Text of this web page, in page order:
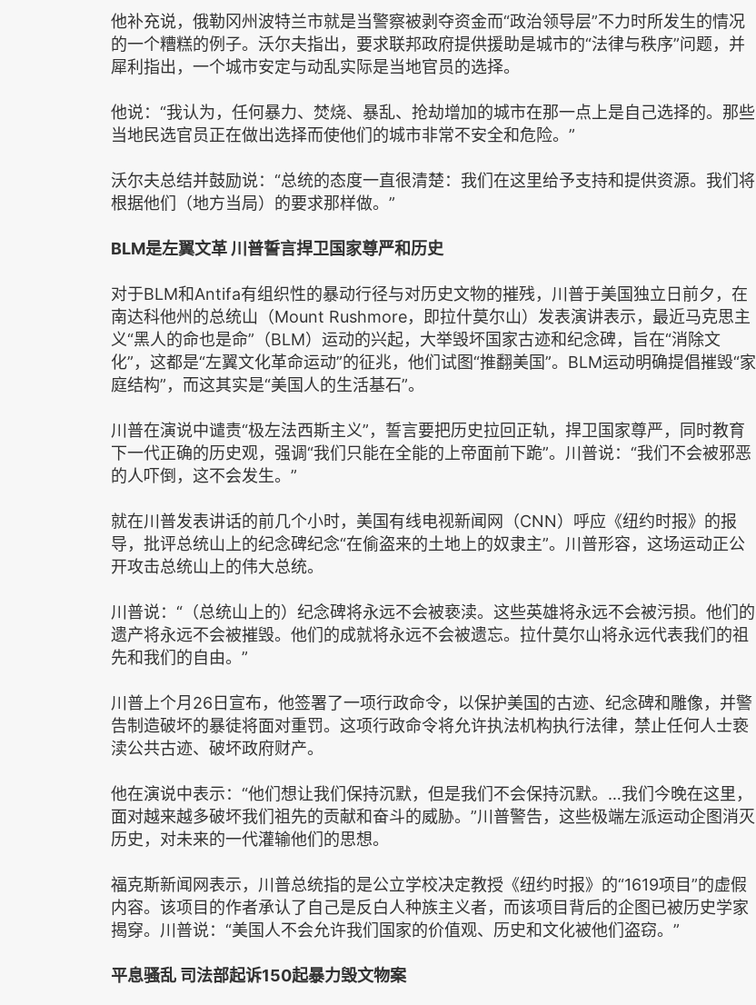
他补充说，俄勒冈州波特兰市就是当警察被剥夺资金而“政治领导层”不力时所发生的情况
的一个糟糕的例子。沃尔夫指出，要求联邦政府提供援助是城市的“法律与秩序”问题，并
犀利指出，一个城市安定与动乱实际是当地官员的选择。
他说：“我认为，任何暴力、焚烧、暴乱、抢劫增加的城市在那一点上是自己选择的。那些
当地民选官员正在做出选择而使他们的城市非常不安全和危险。”
沃尔夫总结并鼓励说：“总统的态度一直很清楚：我们在这里给予支持和提供资源。我们将
根据他们（地方当局）的要求那样做。”
BLM是左翼文革 川普誓言捍卫国家尊严和历史
对于BLM和Antifa有组织性的暴动行径与对历史文物的摧残，川普于美国独立日前夕，在
南达科他州的总统山（Mount Rushmore，即拉什莫尔山）发表演讲表示，最近马克思主
义“黑人的命也是命”（BLM）运动的兴起，大举毁坏国家古迹和纪念碑，旨在“消除文
化”，这都是“左翼文化革命运动”的征兆，他们试图“推翻美国”。BLM运动明确提倡摧毁“家
庭结构”，而这其实是“美国人的生活基石”。
川普在演说中谴责“极左法西斯主义”，誓言要把历史拉回正轨，捍卫国家尊严，同时教育
下一代正确的历史观，强调“我们只能在全能的上帝面前下跪”。川普说：“我们不会被邪恶
的人吓倒，这不会发生。”
就在川普发表讲话的前几个小时，美国有线电视新闻网（CNN）呼应《纽约时报》的报
导，批评总统山上的纪念碑纪念“在偷盗来的土地上的奴隶主”。川普形容，这场运动正公
开攻击总统山上的伟大总统。
川普说：“（总统山上的）纪念碑将永远不会被亵渎。这些英雄将永远不会被污损。他们的
遗产将永远不会被摧毁。他们的成就将永远不会被遗忘。拉什莫尔山将永远代表我们的祖
先和我们的自由。”
川普上个月26日宣布，他签署了一项行政命令，以保护美国的古迹、纪念碑和雕像，并警
告制造破坏的暴徒将面对重罚。这项行政命令将允许执法机构执行法律，禁止任何人士亵
渎公共古迹、破坏政府财产。
他在演说中表示：“他们想让我们保持沉默，但是我们不会保持沉默。…我们今晚在这里，
面对越来越多破坏我们祖先的贡献和奋斗的威胁。”川普警告，这些极端左派运动企图消灭
历史，对未来的一代灌输他们的思想。
福克斯新闻网表示，川普总统指的是公立学校决定教授《纽约时报》的“1619项目”的虚假
内容。该项目的作者承认了自己是反白人种族主义者，而该项目背后的企图已被历史学家
揭穿。川普说：“美国人不会允许我们国家的价值观、历史和文化被他们盗窃。”
平息骚乱 司法部起诉150起暴力毁文物案